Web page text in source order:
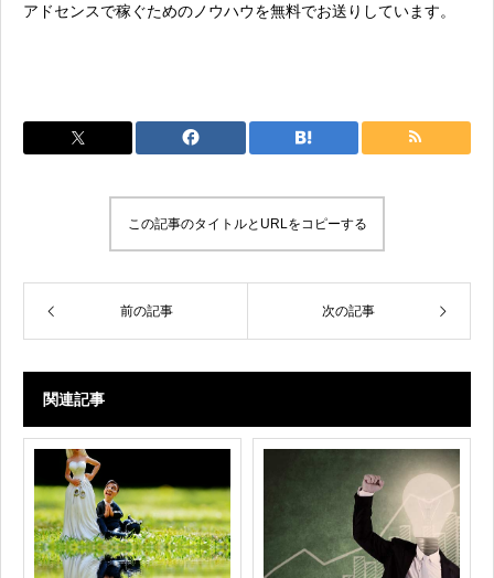
アドセンスで稼ぐためのノウハウを無料でお送りしています。
この記事のタイトルとURLをコピーする
前の記事 次の記事
関連記事